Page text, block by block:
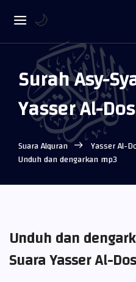
Surah Asy-
Yasser Al-
Suara Alquran Yasser Al-
Unduh dan dengarkan mp3
Unduh dan
Suara Yasser Al-
🌙